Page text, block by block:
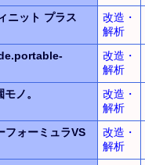
ニット プラス
改造・
解析
改造・
解析
ノ。
改造・
解析
フォーミュラVS
改造・
解析